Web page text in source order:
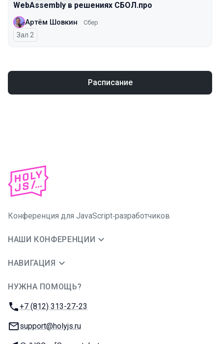
WebAssembly в решениях СБОЛ.про
Артём Шовкин Сбер
Зал 2
Расписание
Конференция для JavaScript‑разработчиков
НАШИ КОНФЕРЕНЦИИ
НАВИГАЦИЯ
НУЖНА ПОМОЩЬ?
Телефон:
+7 (812) 313-27-23
E-mail:
support@holyjs.ru